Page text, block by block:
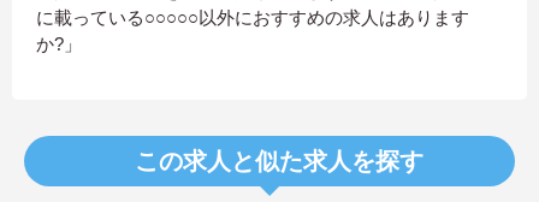
に載っている○○○○○以外におすすめの求人はあります
か?」
この求人と似た求人を探す